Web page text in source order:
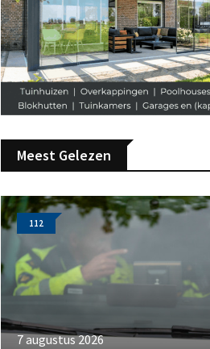
Meest Gelezen
112
7 augustus 2026